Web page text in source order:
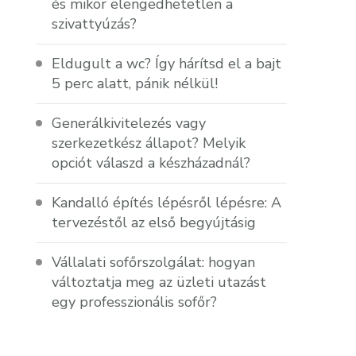
és mikor elengedhetetlen a
szivattyúzás?
Eldugult a wc? Így hárítsd el a bajt
5 perc alatt, pánik nélkül!
Generálkivitelezés vagy
szerkezetkész állapot? Melyik
opciót válaszd a készházadnál?
Kandalló építés lépésről lépésre: A
tervezéstől az első begyújtásig
Vállalati sofőrszolgálat: hogyan
változtatja meg az üzleti utazást
egy professzionális sofőr?